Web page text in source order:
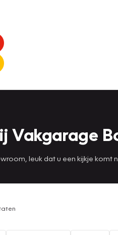
Vakgarage
leuk dat u een kijkje komt